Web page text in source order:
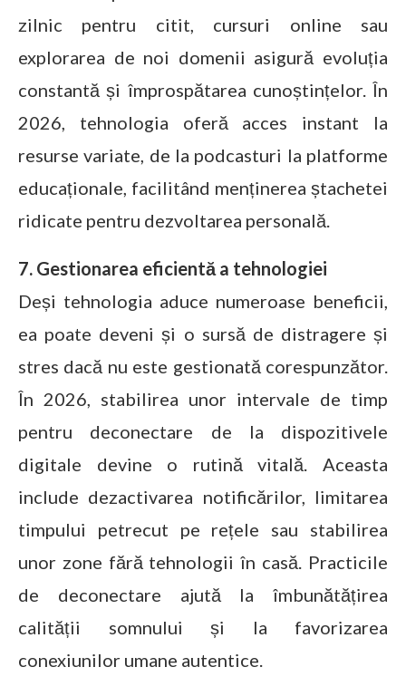
zilnic pentru citit, cursuri online sau
explorarea de noi domenii asigură evoluția
constantă și împrospătarea cunoștințelor. În
2026, tehnologia oferă acces instant la
resurse variate, de la podcasturi la platforme
educaționale, facilitând menținerea ștachetei
ridicate pentru dezvoltarea personală.
7. Gestionarea eficientă a tehnologiei
Deși tehnologia aduce numeroase beneficii,
ea poate deveni și o sursă de distragere și
stres dacă nu este gestionată corespunzător.
În 2026, stabilirea unor intervale de timp
pentru deconectare de la dispozitivele
digitale devine o rutină vitală. Aceasta
include dezactivarea notificărilor, limitarea
timpului petrecut pe rețele sau stabilirea
unor zone fără tehnologii în casă. Practicile
de deconectare ajută la îmbunătățirea
calității somnului și la favorizarea
conexiunilor umane autentice.